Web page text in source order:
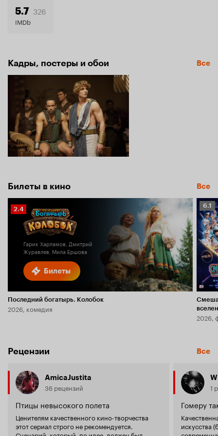
5.7 326
IMDb
Кадры, постеры и обои Все
Билеты в кино Все
Билеты
Рейтинг
Кинопоиска
2.4
Гарик Харламов, Дмитрий
Журавлев, Мила Ершова
Последний богатырь. Колобок
2026, комедия
6.1
6.1
2026,
Рецензии Все
AmicaJustita
36 рецензий
Птицы невысокого полета
Ценителям качественного кино-творчества
этот сериал строго не рекомендуется.
1
Гомеру
искусства